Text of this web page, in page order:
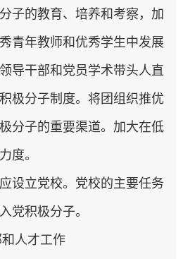
子的教育、培养和考察，加
青年教师和优秀学生中发展
导干部和党员学术带头人直
极分子制度。将团组织推优
分子的重要渠道。加大在低
度。
设立党校。党校的主要任务
党积极分子。
人才工作